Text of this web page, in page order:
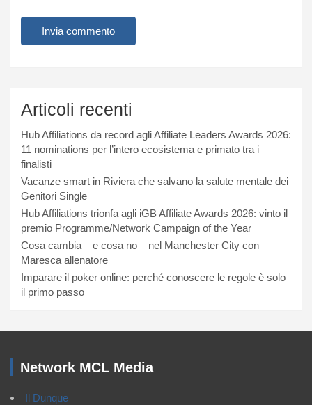
Articoli recenti
Hub Affiliations da record agli Affiliate Leaders Awards 2026:
11 nominations per l’intero ecosistema e primato tra i
finalisti
Vacanze smart in Riviera che salvano la salute mentale dei
Genitori Single
Hub Affiliations trionfa agli iGB Affiliate Awards 2026: vinto il
premio Programme/Network Campaign of the Year
Cosa cambia – e cosa no – nel Manchester City con
Maresca allenatore
Imparare il poker online: perché conoscere le regole è solo
il primo passo
Network MCL Media
Il Dunque